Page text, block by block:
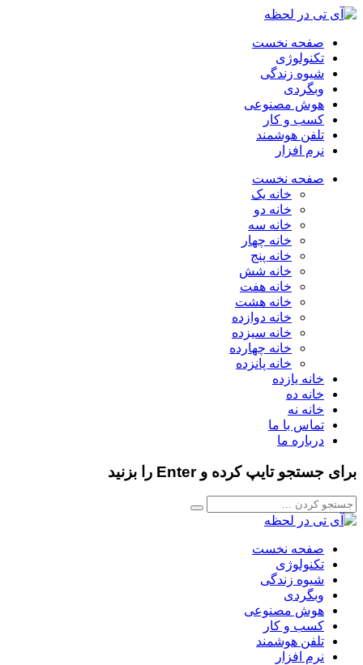
صفحه نخست
تکنولوژی
شیوه زندگی
وبگردی
هوش مصنوعی
کسب و کار
تلفن هوشمند
نرم افزار
صفحه نخست
خانه یک
خانه دو
خانه سه
خانه چهار
خانه پنج
خانه شش
خانه هفت
خانه هشت
خانه دوازده
خانه سیزده
خانه چهارده
خانه پانزده
خانه یازده
خانه ده
خانه نه
تماس با ما
درباره ما
برای جستجو تایپ کرده و Enter را بزنید
صفحه نخست
تکنولوژی
شیوه زندگی
وبگردی
هوش مصنوعی
کسب و کار
تلفن هوشمند
نرم افزار